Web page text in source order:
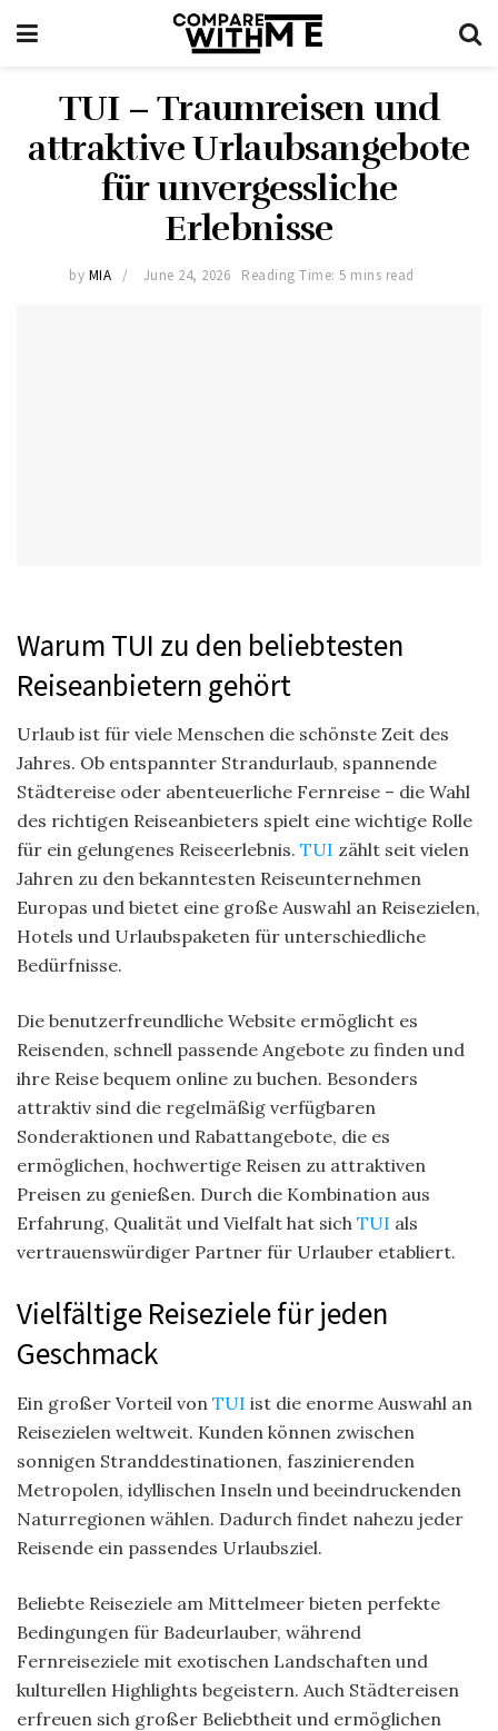
TUI – Traumreisen und
attraktive Urlaubsangebote
für unvergessliche
Erlebnisse
by MIA June 24, 2026 Reading Time: 5 mins read
Warum TUI zu den beliebtesten
Reiseanbietern gehört
Urlaub ist für viele Menschen die schönste Zeit des
Jahres. Ob entspannter Strandurlaub, spannende
Städtereise oder abenteuerliche Fernreise – die Wahl
des richtigen Reiseanbieters spielt eine wichtige Rolle
für ein gelungenes Reiseerlebnis. TUI zählt seit vielen
Jahren zu den bekanntesten Reiseunternehmen
Europas und bietet eine große Auswahl an Reisezielen,
Hotels und Urlaubspaketen für unterschiedliche
Bedürfnisse.
Die benutzerfreundliche Website ermöglicht es
Reisenden, schnell passende Angebote zu finden und
ihre Reise bequem online zu buchen. Besonders
attraktiv sind die regelmäßig verfügbaren
Sonderaktionen und Rabattangebote, die es
ermöglichen, hochwertige Reisen zu attraktiven
Preisen zu genießen. Durch die Kombination aus
Erfahrung, Qualität und Vielfalt hat sich TUI als
vertrauenswürdiger Partner für Urlauber etabliert.
Vielfältige Reiseziele für jeden
Geschmack
Ein großer Vorteil von TUI ist die enorme Auswahl an
Reisezielen weltweit. Kunden können zwischen
sonnigen Stranddestinationen, faszinierenden
Metropolen, idyllischen Inseln und beeindruckenden
Naturregionen wählen. Dadurch findet nahezu jeder
Reisende ein passendes Urlaubsziel.
Beliebte Reiseziele am Mittelmeer bieten perfekte
Bedingungen für Badeurlauber, während
Fernreiseziele mit exotischen Landschaften und
kulturellen Highlights begeistern. Auch Städtereisen
erfreuen sich großer Beliebtheit und ermöglichen